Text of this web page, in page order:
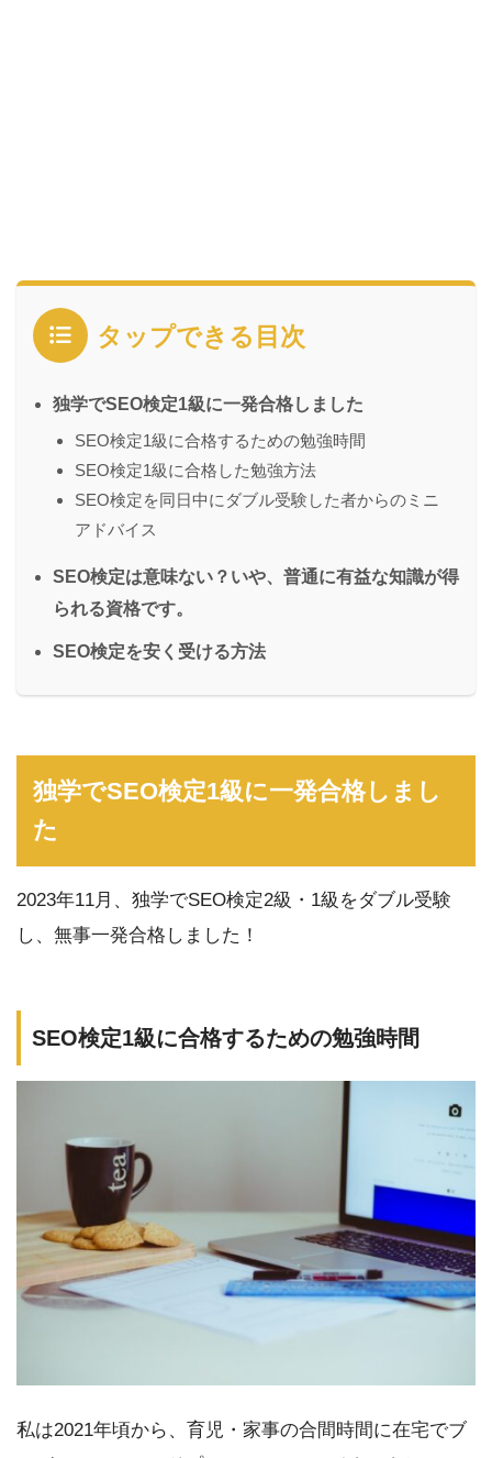
タップできる目次
独学でSEO検定1級に一発合格しました
SEO検定1級に合格するための勉強時間
SEO検定1級に合格した勉強方法
SEO検定を同日中にダブル受験した者からのミニ
アドバイス
SEO検定は意味ない？いや、普通に有益な知識が得
られる資格です。
SEO検定を安く受ける方法
独学でSEO検定1級に一発合格しまし
た
2023年11月、独学でSEO検定2級・1級をダブル受験
し、無事一発合格しました！
SEO検定1級に合格するための勉強時間
私は2021年頃から、育児・家事の合間時間に在宅でブ